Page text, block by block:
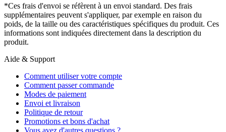
*Ces frais d'envoi se réfèrent à un envoi standard. Des frais
supplémentaires peuvent s'appliquer, par exemple en raison du
poids, de la taille ou des caractéristiques spécifiques du produit. Ces
informations sont indiquées directement dans la description du
produit.
Aide & Support
Comment utiliser votre compte
Comment passer commande
Modes de paiement
Envoi et livraison
Politique de retour
Promotions et bons d'achat
Vous avez d'autres questions ?